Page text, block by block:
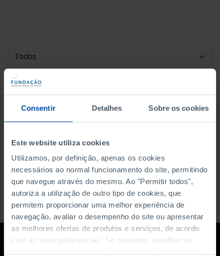
Consentir Detalhes Sobre os cookies
Este website utiliza cookies
Utilizamos, por definição, apenas os cookies
necessários ao normal funcionamento do site, permitindo
que navegue através do mesmo. Ao "Permitir todos",
autoriza a utilização de outro tipo de cookies, que
permitem proporcionar uma melhor experiência de
navegação, avaliar o desempenho do site ou apresentar
as melhores ofertas de produtos e serviços, de acordo
com as suas preferências. Se pretender escolher os
DATA DE INÍCIO
DATA DE FIM